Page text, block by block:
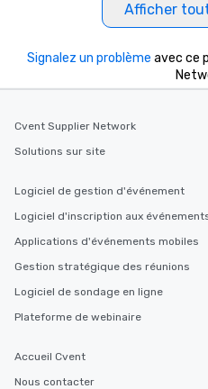
Afficher
Signalez un problème avec ce
Cvent Supplier Network
Solutions sur site
Logiciel de gestion d'événement
Logiciel d'inscription aux
Applications d'événements mobiles
Gestion stratégique des réunions
Logiciel de sondage en ligne
Plateforme de webinaire
Accueil Cvent
Nous contacter